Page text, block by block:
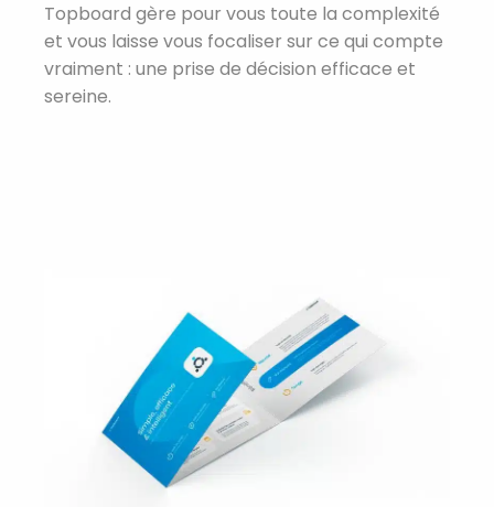
Topboard gère pour vous toute la complexité
et vous laisse vous focaliser sur ce qui compte
vraiment : une prise de décision efficace et
sereine.